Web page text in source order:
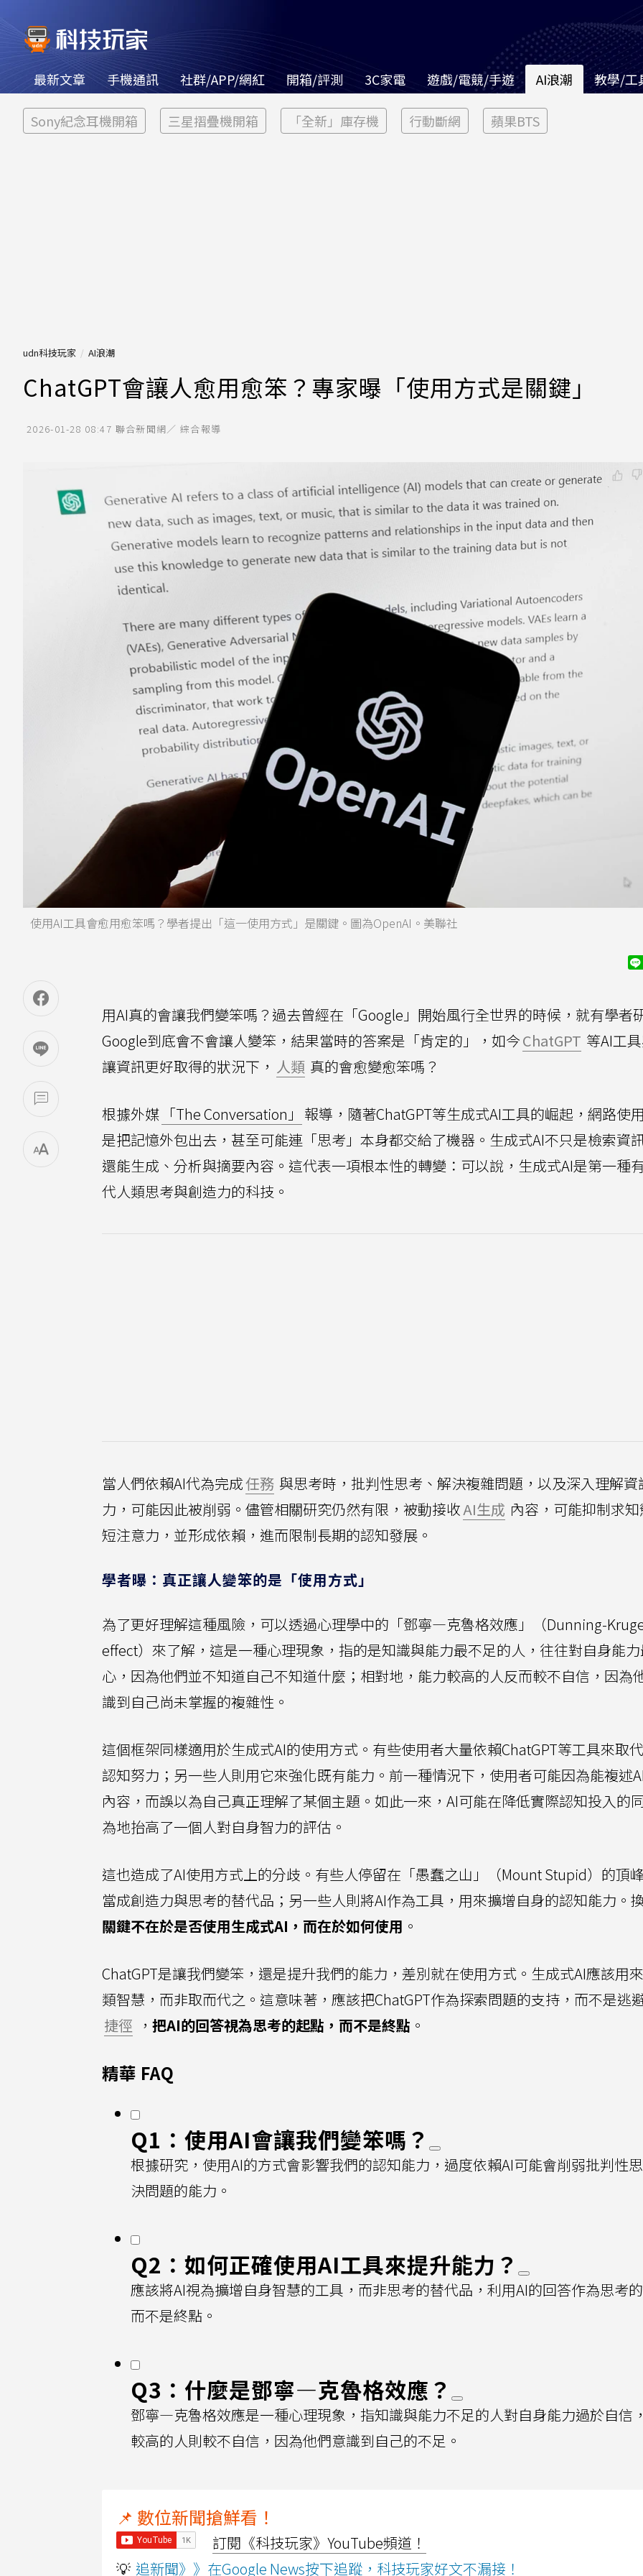
最新文章 手機通訊 社群/APP/網紅 開箱/評測 3C家電 遊戲/電競/手遊 AI浪潮 教學/工
Sony紀念耳機開箱 三星摺疊機開箱 「全新」庫存機 行動斷網 蘋果BTS
udn科技玩家 AI浪潮
ChatGPT會讓人愈用愈笨？專家曝「使用方式是關鍵」
2026-01-28 08:47 聯合新聞網／ 綜合報導
使用AI工具會愈用愈笨嗎？學者提出「這一使用方式」是關鍵。圖為OpenAI。美聯社
用AI真的會讓我們變笨嗎？過去曾經在「Google」開始風行全世界的時候，就有學者
Google到底會不會讓人變笨，結果當時的答案是「肯定的」，如今ChatGPT 等AI工
讓資訊更好取得的狀況下， 人類 真的會愈變愈笨嗎？
根據外媒 「The Conversation」 報導，隨著ChatGPT等生成式AI工具的崛起，網路使
是把記憶外包出去，甚至可能連「思考」本身都交給了機器。生成式AI不只是檢索資
還能生成、分析與摘要內容。這代表一項根本性的轉變：可以說，生成式AI是第一種
代人類思考與創造力的科技。
當人們依賴AI代為完成任務 與思考時，批判性思考、解決複雜問題，以及深入理解資
力，可能因此被削弱。儘管相關研究仍然有限，被動接收AI生成 內容，可能抑制求
短注意力，並形成依賴，進而限制長期的認知發展。
學者曝：真正讓人變笨的是「使用方式」
為了更好理解這種風險，可以透過心理學中的「鄧寧—克魯格效應」（Dunning-
effect）來了解，這是一種心理現象，指的是知識與能力最不足的人，往往對自身能
心，因為他們並不知道自己不知道什麼；相對地，能力較高的人反而較不自信，因為
識到自己尚未掌握的複雜性。
這個框架同樣適用於生成式AI的使用方式。有些使用者大量依賴ChatGPT等工具來取
認知努力；另一些人則用它來強化既有能力。前一種情況下，使用者可能因為能複述
內容，而誤以為自己真正理解了某個主題。如此一來，AI可能在降低實際認知投入的
為地抬高了一個人對自身智力的評估。
這也造成了AI使用方式上的分歧。有些人停留在「愚蠢之山」（Mount Stupid）的頂
當成創造力與思考的替代品；另一些人則將AI作為工具，用來擴增自身的認知能力。
關鍵不在於是否使用生成式AI，而在於如何使用 。
ChatGPT是讓我們變笨，還是提升我們的能力，差別就在使用方式。生成式AI應該用
類智慧，而非取而代之。這意味著，應該把ChatGPT作為探索問題的支持，而不是逃
捷徑 ， 把AI的回答視為思考的起點，而不是終點 。
精華 FAQ
Q1：使用AI會讓我們變笨嗎？
根據研究，使用AI的方式會影響我們的認知能力，過度依賴AI可能會削弱批判性
決問題的能力。
Q2：如何正確使用AI工具來提升能力？
應該將AI視為擴增自身智慧的工具，而非思考的替代品，利用AI的回答作為思考的
而不是終點。
Q3：什麼是鄧寧—克魯格效應？
鄧寧—克魯格效應是一種心理現象，指知識與能力不足的人對自身能力過於自信
較高的人則較不自信，因為他們意識到自己的不足。
📌 數位新聞搶鮮看！
訂閱《科技玩家》YouTube頻道！
💡 追新聞》》在Google News按下追蹤，科技玩家好文不漏接！